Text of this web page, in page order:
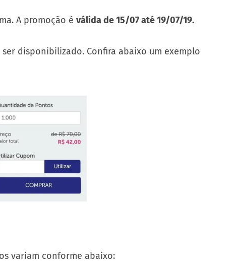
A promoção é válida de 15/07 até 19/07/19.
disponibilizado. Confira abaixo um exemplo
variam conforme abaixo: